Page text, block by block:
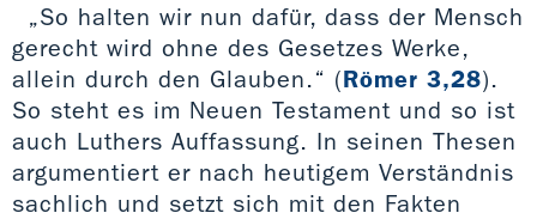
„So halten wir nun dafür, dass der Mensch
gerecht wird ohne des Gesetzes Werke,
allein durch den Glauben.“ (Römer 3,28).
So steht es im Neuen Testament und so ist
auch Luthers Auffassung. In seinen Thesen
argumentiert er nach heutigem Verständnis
sachlich und setzt sich mit den Fakten